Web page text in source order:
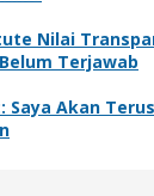
Nilai
Terjawab
Saya Akan